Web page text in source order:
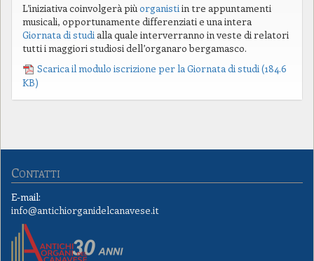
L’iniziativa coinvolgerà più organisti in tre appuntamenti
musicali, opportunamente differenziati e una intera
Giornata di studi alla quale interverranno in veste di relatori
tutti i maggiori studiosi dell’organaro bergamasco.
Scarica il modulo iscrizione per la Giornata di studi (184.6
KB)
Contatti
E-mail:
info@antichiorganidelcanavese.it